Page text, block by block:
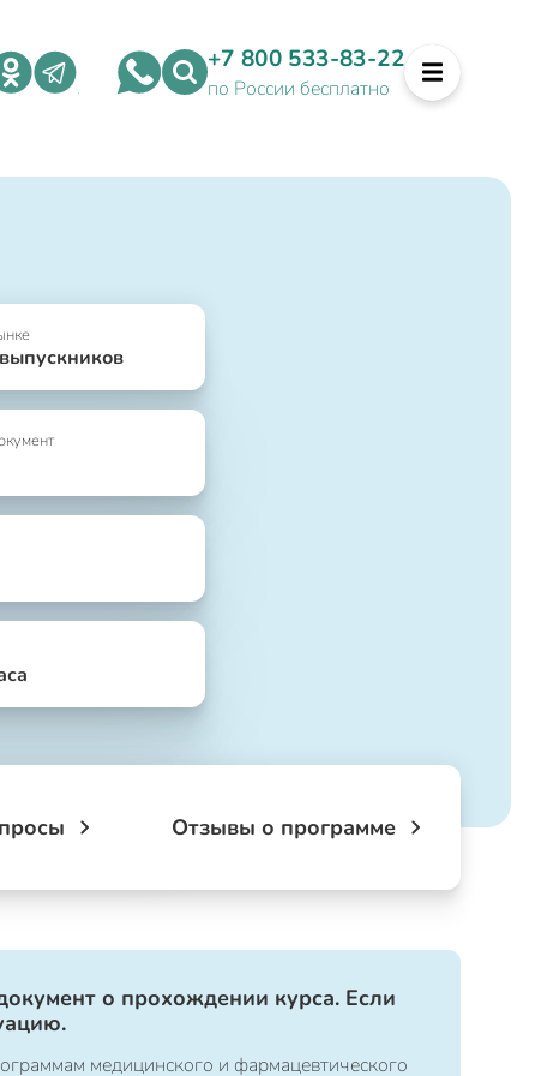
+7 800 533-83-22
по России бесплатно
Отзывы о программе
о прохождении курса. Если
медицинского и фармацевтического